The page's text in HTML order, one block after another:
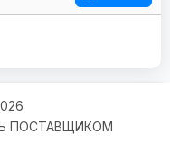
ПОСТАВЩИКОМ